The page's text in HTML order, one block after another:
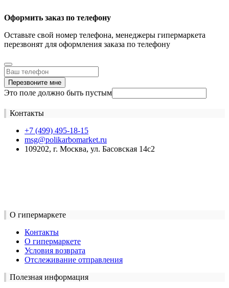
Оформить заказ по телефону
Оставьте свой номер телефона, менеджеры гипермаркета
перезвонят для оформления заказа по телефону
Перезвоните мне
Это поле должно быть пустым
Контакты
+7 (499) 495-18-15
msg@polikarbomarket.ru
109202, г. Москва, ул. Басовская 14с2
О гипермаркете
Контакты
О гипермаркете
Условия возврата
Отслеживание отправления
Полезная информация